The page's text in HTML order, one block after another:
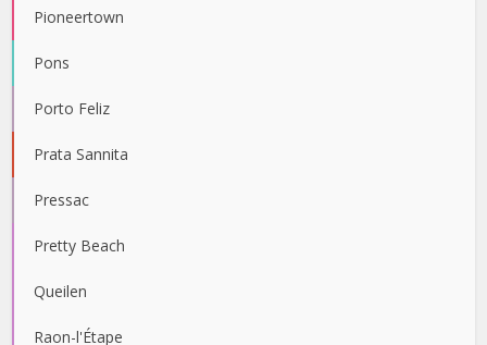
Pioneertown
Pons
Porto Feliz
Prata Sannita
Pressac
Pretty Beach
Queilen
Raon-l'Étape